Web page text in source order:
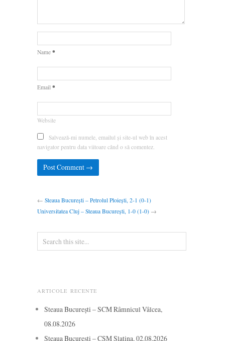
Name *
Email *
Website
Salvează-mi numele, emailul și site-ul web în acest
navigator pentru data viitoare când o să comentez.
← Steaua București – Petrolul Ploiești, 2-1 (0-1)
Universitatea Cluj – Steaua București, 1-0 (1-0) →
ARTICOLE RECENTE
Steaua București – SCM Râmnicul Vâlcea,
08.08.2026
Steaua București – CSM Slatina, 02.08.2026